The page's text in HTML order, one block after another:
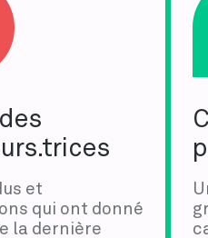
et
qui ont donné
la dernière